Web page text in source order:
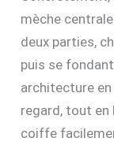
mèche
deux parties,
puis se
architecture en
regard, tout en
coiffe